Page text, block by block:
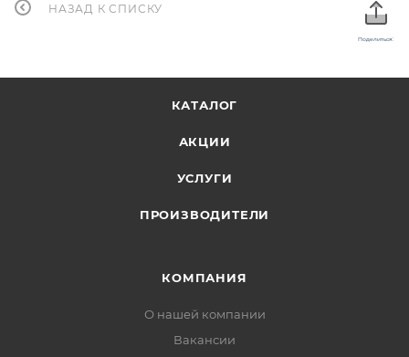
НАЗАД К СПИСКУ
Поделиться:
КАТАЛОГ
АКЦИИ
УСЛУГИ
ПРОИЗВОДИТЕЛИ
КОМПАНИЯ
О нашей компании
Вакансии